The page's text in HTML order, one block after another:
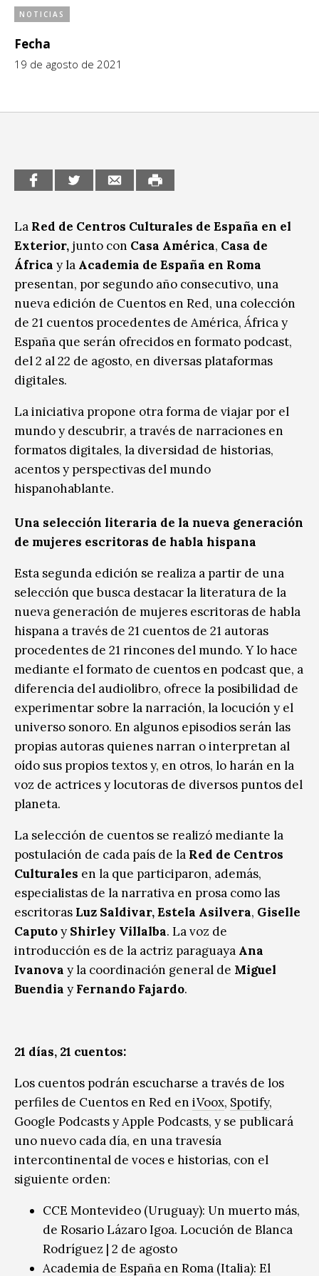
CCE en el interior/libros
Espacio itinerante de lectura infantil
Exposiciones
Formación
Infantil y Juvenil
Medio Ambiente
Sin categoría
NOTICIAS
Fecha
19 de agosto de 2021
La Red de Centros Culturales de España en el
Exterior, junto con Casa América, Casa de
África y la Academia de España en Roma
presentan, por segundo año consecutivo, una
nueva edición de Cuentos en Red, una colección
de 21 cuentos procedentes de América, África y
España que serán ofrecidos en formato podcast,
del 2 al 22 de agosto, en diversas plataformas
digitales.
La iniciativa propone otra forma de viajar por el
mundo y descubrir, a través de narraciones en
formatos digitales, la diversidad de historias,
acentos y perspectivas del mundo
hispanohablante.
Una selección literaria de la nueva generación
de mujeres escritoras de habla hispana
Esta segunda edición se realiza a partir de una
selección que busca destacar la literatura de la
nueva generación de mujeres escritoras de habla
hispana a través de 21 cuentos de 21 autoras
procedentes de 21 rincones del mundo. Y lo hace
mediante el formato de cuentos en podcast que, a
diferencia del audiolibro, ofrece la posibilidad de
experimentar sobre la narración, la locución y el
universo sonoro. En algunos episodios serán las
propias autoras quienes narran o interpretan al
oído sus propios textos y, en otros, lo harán en la
voz de actrices y locutoras de diversos puntos del
planeta.
La selección de cuentos se realizó mediante la
postulación de cada país de la Red de Centros
Culturales en la que participaron, además,
especialistas de la narrativa en prosa como las
escritoras Luz Saldivar,Estela Asilvera, Giselle
Caputoy Shirley Villalba. La voz de
introducción es de la actriz paraguaya Ana
Ivanova y la coordinación general de Miguel
Buendia y Fernando Fajardo.
21 días, 21 cuentos:
Los cuentos podrán escucharse a través de los
perfiles de Cuentos en Red en iVoox, Spotify,
Google Podcasts y Apple Podcasts, y se publicará
uno nuevo cada día, en una travesía
intercontinental de voces e historias, con el
siguiente orden:
CCE Montevideo (Uruguay): Un muerto más,
de Rosario Lázaro Igoa. Locución de Blanca
Rodríguez | 2 de agosto
Academia de España en Roma (Italia): El